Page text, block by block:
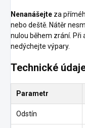
Nenanášejte za
nebo deště. Nátěr
nulou během zrání. Při
nedýchejte výpary.
Technické
Parametr
Odstín